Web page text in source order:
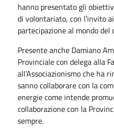
hanno presentato gli
di volontariato, con l’invito
partecipazione al mondo
Presente anche Damiano
Provinciale con delega alla
all’Associazionismo che ha
sanno collaborare con la
energie come intende
collaborazione con la
sempre.